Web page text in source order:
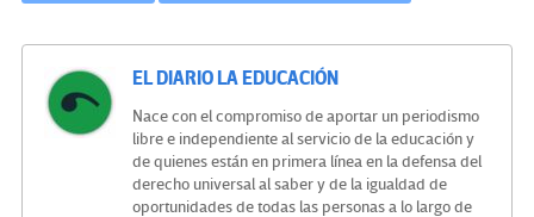
EL DIARIO LA EDUCACIÓN
Nace con el compromiso de aportar un periodismo
libre e independiente al servicio de la educación y
de quienes están en primera línea en la defensa del
derecho universal al saber y de la igualdad de
oportunidades de todas las personas a lo largo de